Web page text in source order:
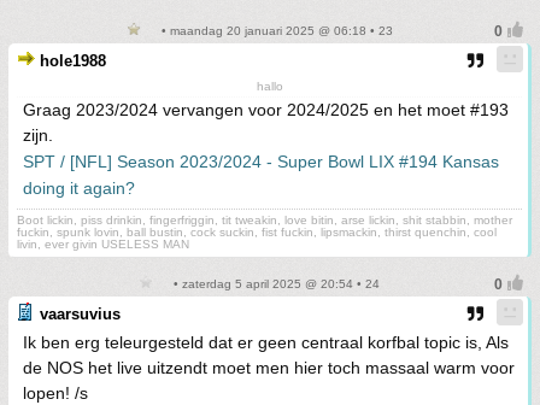
• maandag 20 januari 2025 @ 06:18 • 23
hole1988
hallo
Graag 2023/2024 vervangen voor 2024/2025 en het moet #193
zijn.
SPT / [NFL] Season 2023/2024 - Super Bowl LIX #194 Kansas
doing it again?
Boot lickin, piss drinkin, fingerfriggin, tit tweakin, love bitin, arse lickin, shit stabbin, mother
fuckin, spunk lovin, ball bustin, cock suckin, fist fuckin, lipsmackin, thirst quenchin, cool
livin, ever givin USELESS MAN
• zaterdag 5 april 2025 @ 20:54 • 24
vaarsuvius
Ik ben erg teleurgesteld dat er geen centraal korfbal topic is, Als
de NOS het live uitzendt moet men hier toch massaal warm voor
lopen! /s